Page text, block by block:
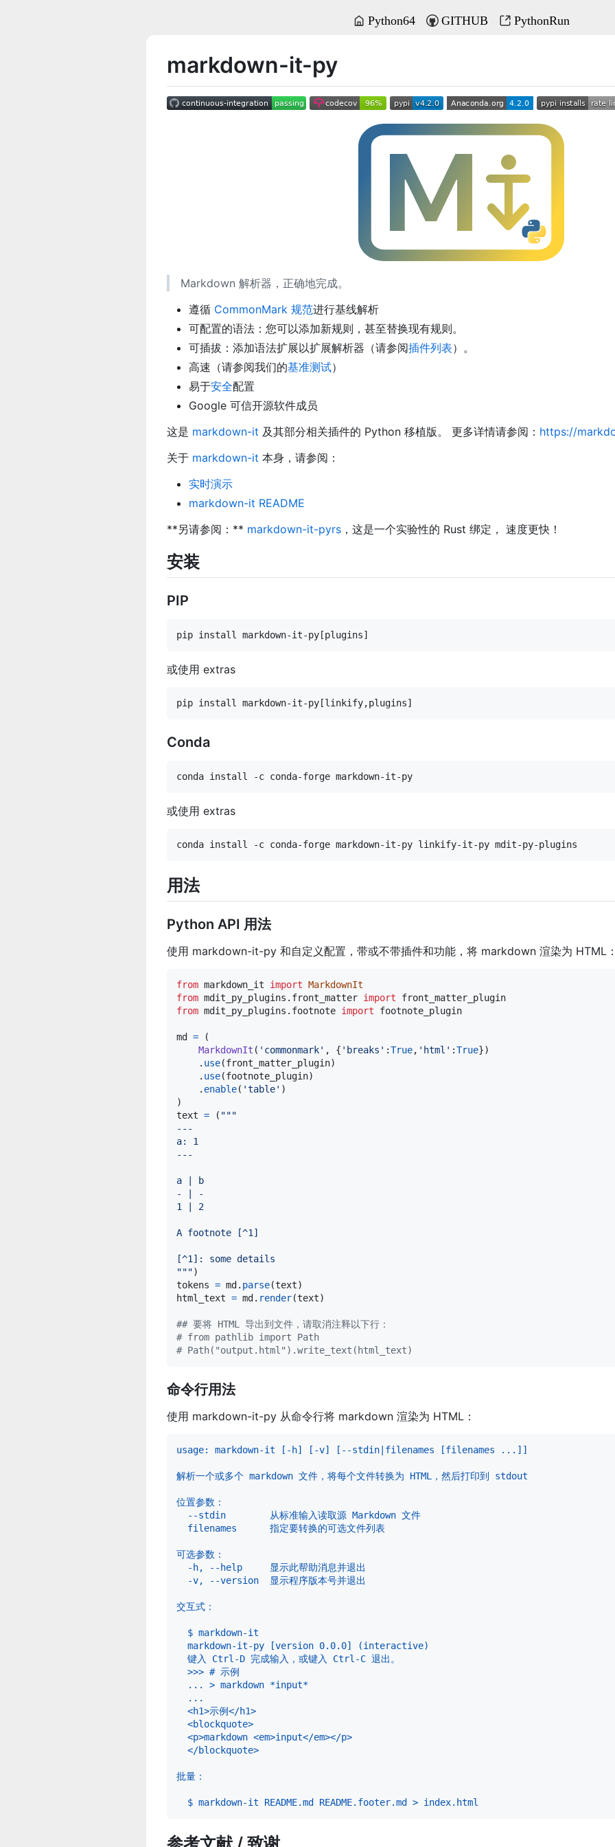
Python64 GITHUB PythonRun
markdown-it-py
Markdown 解析器，正确地完成。
遵循 CommonMark 规范进行基线解析
可配置的语法：您可以添加新规则，甚至替换现有规则。
可插拔：添加语法扩展以扩展解析器（请参阅插件列表）。
高速（请参阅我们的基准测试）
易于安全配置
Google 可信开源软件成员
这是 markdown-it 及其部分相关插件的 Python 移植版。 更多详情请参阅： https://
关于 markdown-it 本身，请参阅：
实时演示
markdown-it README
**另请参阅：** markdown-it-pyrs ，这是一个实验性的 Rust 绑定， 速度更快！
安装
PIP
pip install markdown-it-py[plugins]
或使用 extras
pip install markdown-it-py[linkify,plugins]
Conda
conda install -c conda-forge markdown-it-py
或使用 extras
conda install -c conda-forge markdown-it-py linkify-it-py mdit-py-plugins
用法
Python API 用法
使用 markdown-it-py 和自定义配置，带或不带插件和功能，将 markdown 渲染为 HTML
from markdown_it import MarkdownIt
from mdit_py_plugins . front_matter import
front_matter_plugin
from mdit_py_plugins . footnote import footnote_plugin
md = (
MarkdownIt ( 'commonmark' , { 'breaks' :True, 'html' :True})
    .
use(front_matter_plugin)
    .
use(footnote_plugin)
    .
enable( 'table' )
text = ( """
---
a: 1
---
a | b
- | -
1 | 2
A footnote [^1]
[^1]: some details
"""
tokens = md . parse(text
html_text = md . render(text)
## 要将 HTML 导出到文件，请取消注释以下行：
# from pathlib import Path
# Path("output.html").write_text(html_text)
命令行用法
使用 markdown-it-py 从命令行将 markdown 渲染为 HTML：
usage: markdown-it [-h] [-v] [--stdin|filenames [filenames ...]]
解析一个或多个 markdown 文件，将每个文件转换为 HTML，然后打印到 stdout
位置参数：
  --stdin        从标准输入读取源 Markdown 文件
  filenames      指定要转换的可选文件列表
可选参数：
  -h, --help     显示此帮助消息并退出
  -v, --version  显示程序版本号并退出
交互式：
  $ markdown-it
  markdown-it-py [version 0.0.0] (interactive)
  键入 Ctrl-D 完成输入，或键入 Ctrl-C 退出。
  >>> # 示例
  ... > markdown *input*
  ...
  <h1>示例</h1>
  <blockquote>
  <p>markdown <em>input</em></p>
  </blockquote>
批量：
  $ markdown-it README.md README.footer.md > index.html